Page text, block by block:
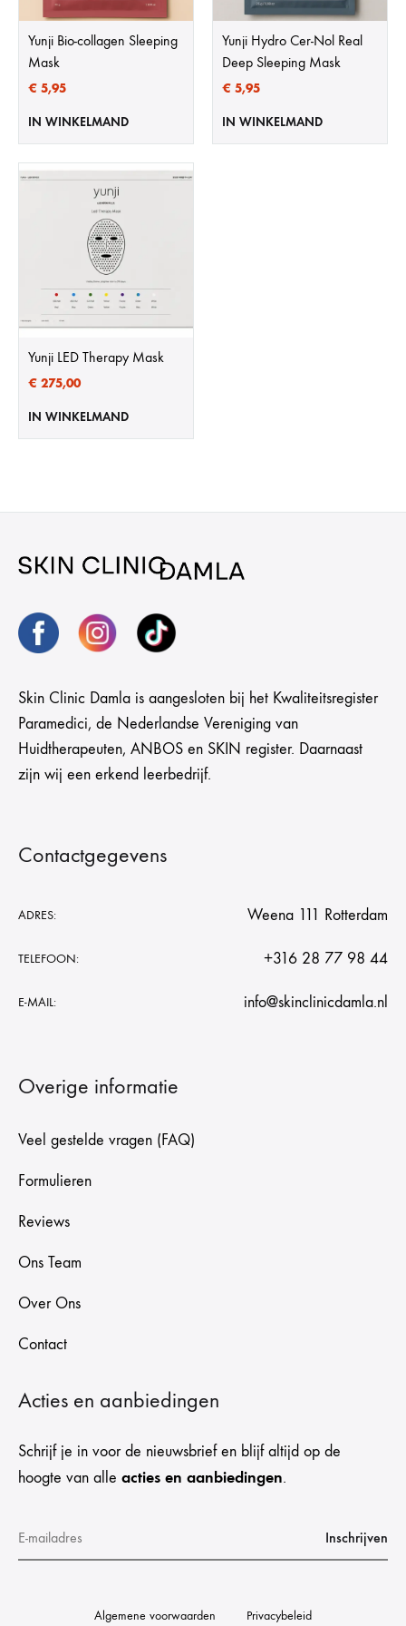
Yunji Bio-collagen Sleeping
Mask
€ 5,95
IN WINKELMAND
Yunji Hydro Cer-Nol Real
Deep Sleeping Mask
€ 5,95
IN WINKELMAND
Yunji LED Therapy Mask
€ 275,00
IN WINKELMAND
Skin Clinic Damla is aangesloten bij het Kwaliteitsregister
Paramedici, de Nederlandse Vereniging van
Huidtherapeuten, ANBOS en SKIN register. Daarnaast
zijn wij een erkend leerbedrijf.
Contactgegevens
ADRES: Weena 111 Rotterdam
TELEFOON: +316 28 77 98 44
E-MAIL: info@skinclinicdamla.nl
Overige informatie
Veel gestelde vragen (FAQ)
Formulieren
Reviews
Ons Team
Over Ons
Contact
Acties en aanbiedingen
Schrijf je in voor de nieuwsbrief en blijf altijd op de
hoogte van alle acties en aanbiedingen.
Algemene voorwaarden Privacybeleid